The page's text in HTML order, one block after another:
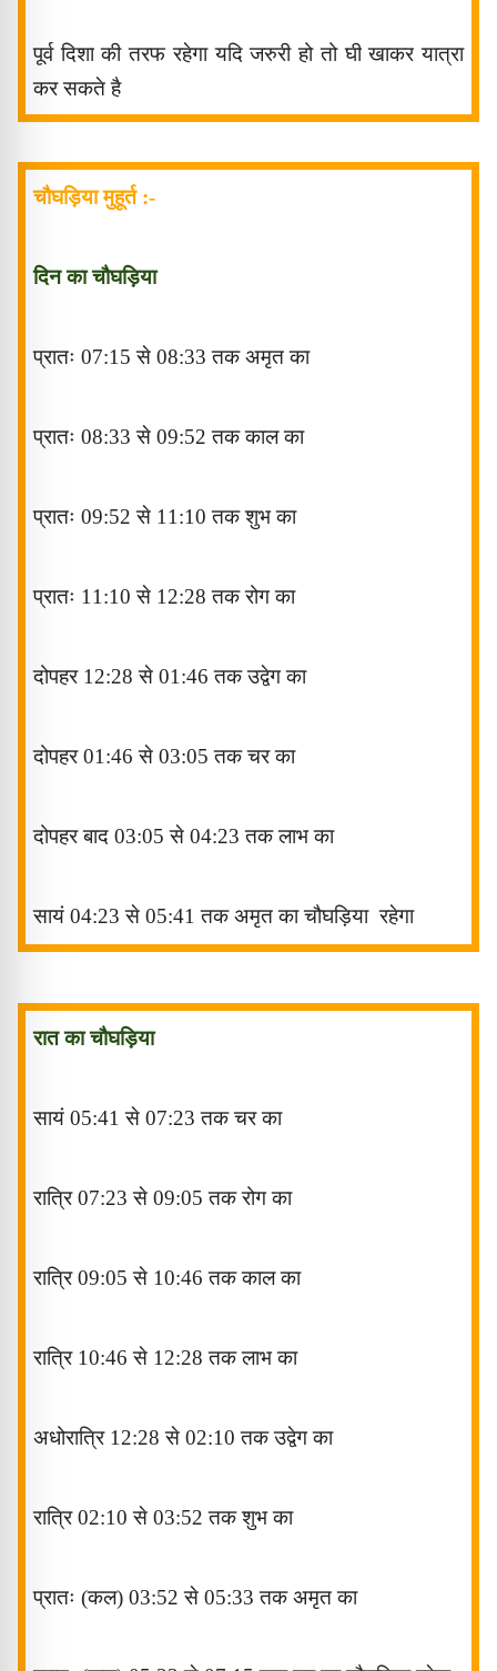
पूर्व दिशा की तरफ रहेगा यदि जरुरी हो तो घी खाकर यात्रा
कर सकते है
चौघड़िया मुहूर्त :-
दिन का चौघड़िया
प्रातः 07:15से 08:33तक अमृत का
प्रातः 08:33से 09:52तक काल का
प्रातः 09:52से 11:10तक शुभ का
प्रातः 11:10से 12:28तक रोग का
दोपहर 12:28से 01:46तक उद्वेग का
दोपहर01:46से 03:05तक चर का
दोपहर बाद 03:05से 04:23तक लाभ का
सायं 04:23से 05:41तक अमृत का चौघड़िया रहेगा
रात का चौघड़िया
सायं 05:41से 07:23तक चर का
रात्रि07:23से 09:05तक रोग का
रात्रि09:05से 10:46तक काल का
रात्रि 10:46से 12:28तक लाभ का
अधोरात्रि 12:28से 02:10तक उद्वेग का
रात्रि02:10से 03:52तक शुभ का
प्रातः (कल) 03:52से 05:33तक अमृत का